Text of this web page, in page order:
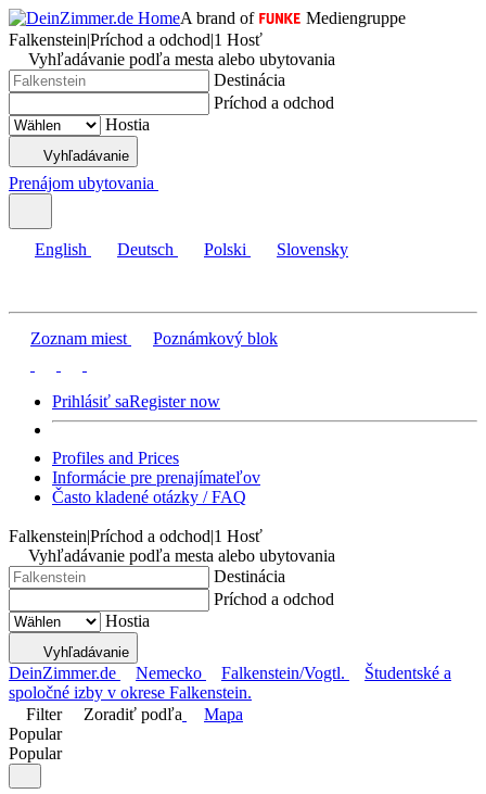
A brand of
Mediengruppe
Falkenstein|Príchod a odchod|1 Hosť
Vyhľadávanie podľa mesta alebo ubytovania
Destinácia
Príchod a odchod
Hostia
Vyhľadávanie
Prenájom ubytovania
English Deutsch Polski Slovensky
Zoznam miest Poznámkový blok
Prihlásiť saRegister now
Profiles and Prices
Informácie pre prenajímateľov
Často kladené otázky / FAQ
Falkenstein|Príchod a odchod|1 Hosť
Vyhľadávanie podľa mesta alebo ubytovania
Destinácia
Príchod a odchod
Hostia
Vyhľadávanie
DeinZimmer.de Nemecko Falkenstein/Vogtl.
Študentské a
spoločné izby v okrese Falkenstein.
Filter
Zoradiť podľa
Mapa
Popular
Popular